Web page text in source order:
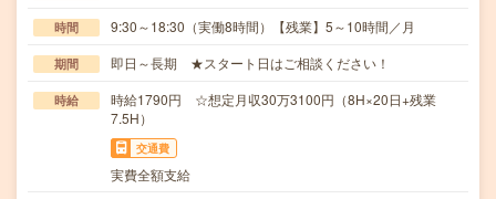
時間 9:30～18:30（実働8時間）【残業】5～10時間／月
期間 即日～長期 ★スタート日はご相談ください！
時給
時給1790円 ☆想定月収30万3100円（8H×20日+残業
7.5H）
交通費
実費全額支給